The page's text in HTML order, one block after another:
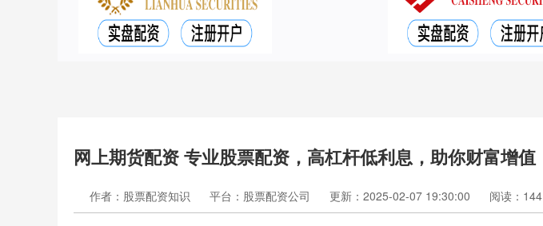
网上期货配资 专业股票配资，高杠杆低利息，助你财富增值
作者：股票配资知识 平台：股票配资公司 更新：2025-02-07 19:30:00 阅读：144